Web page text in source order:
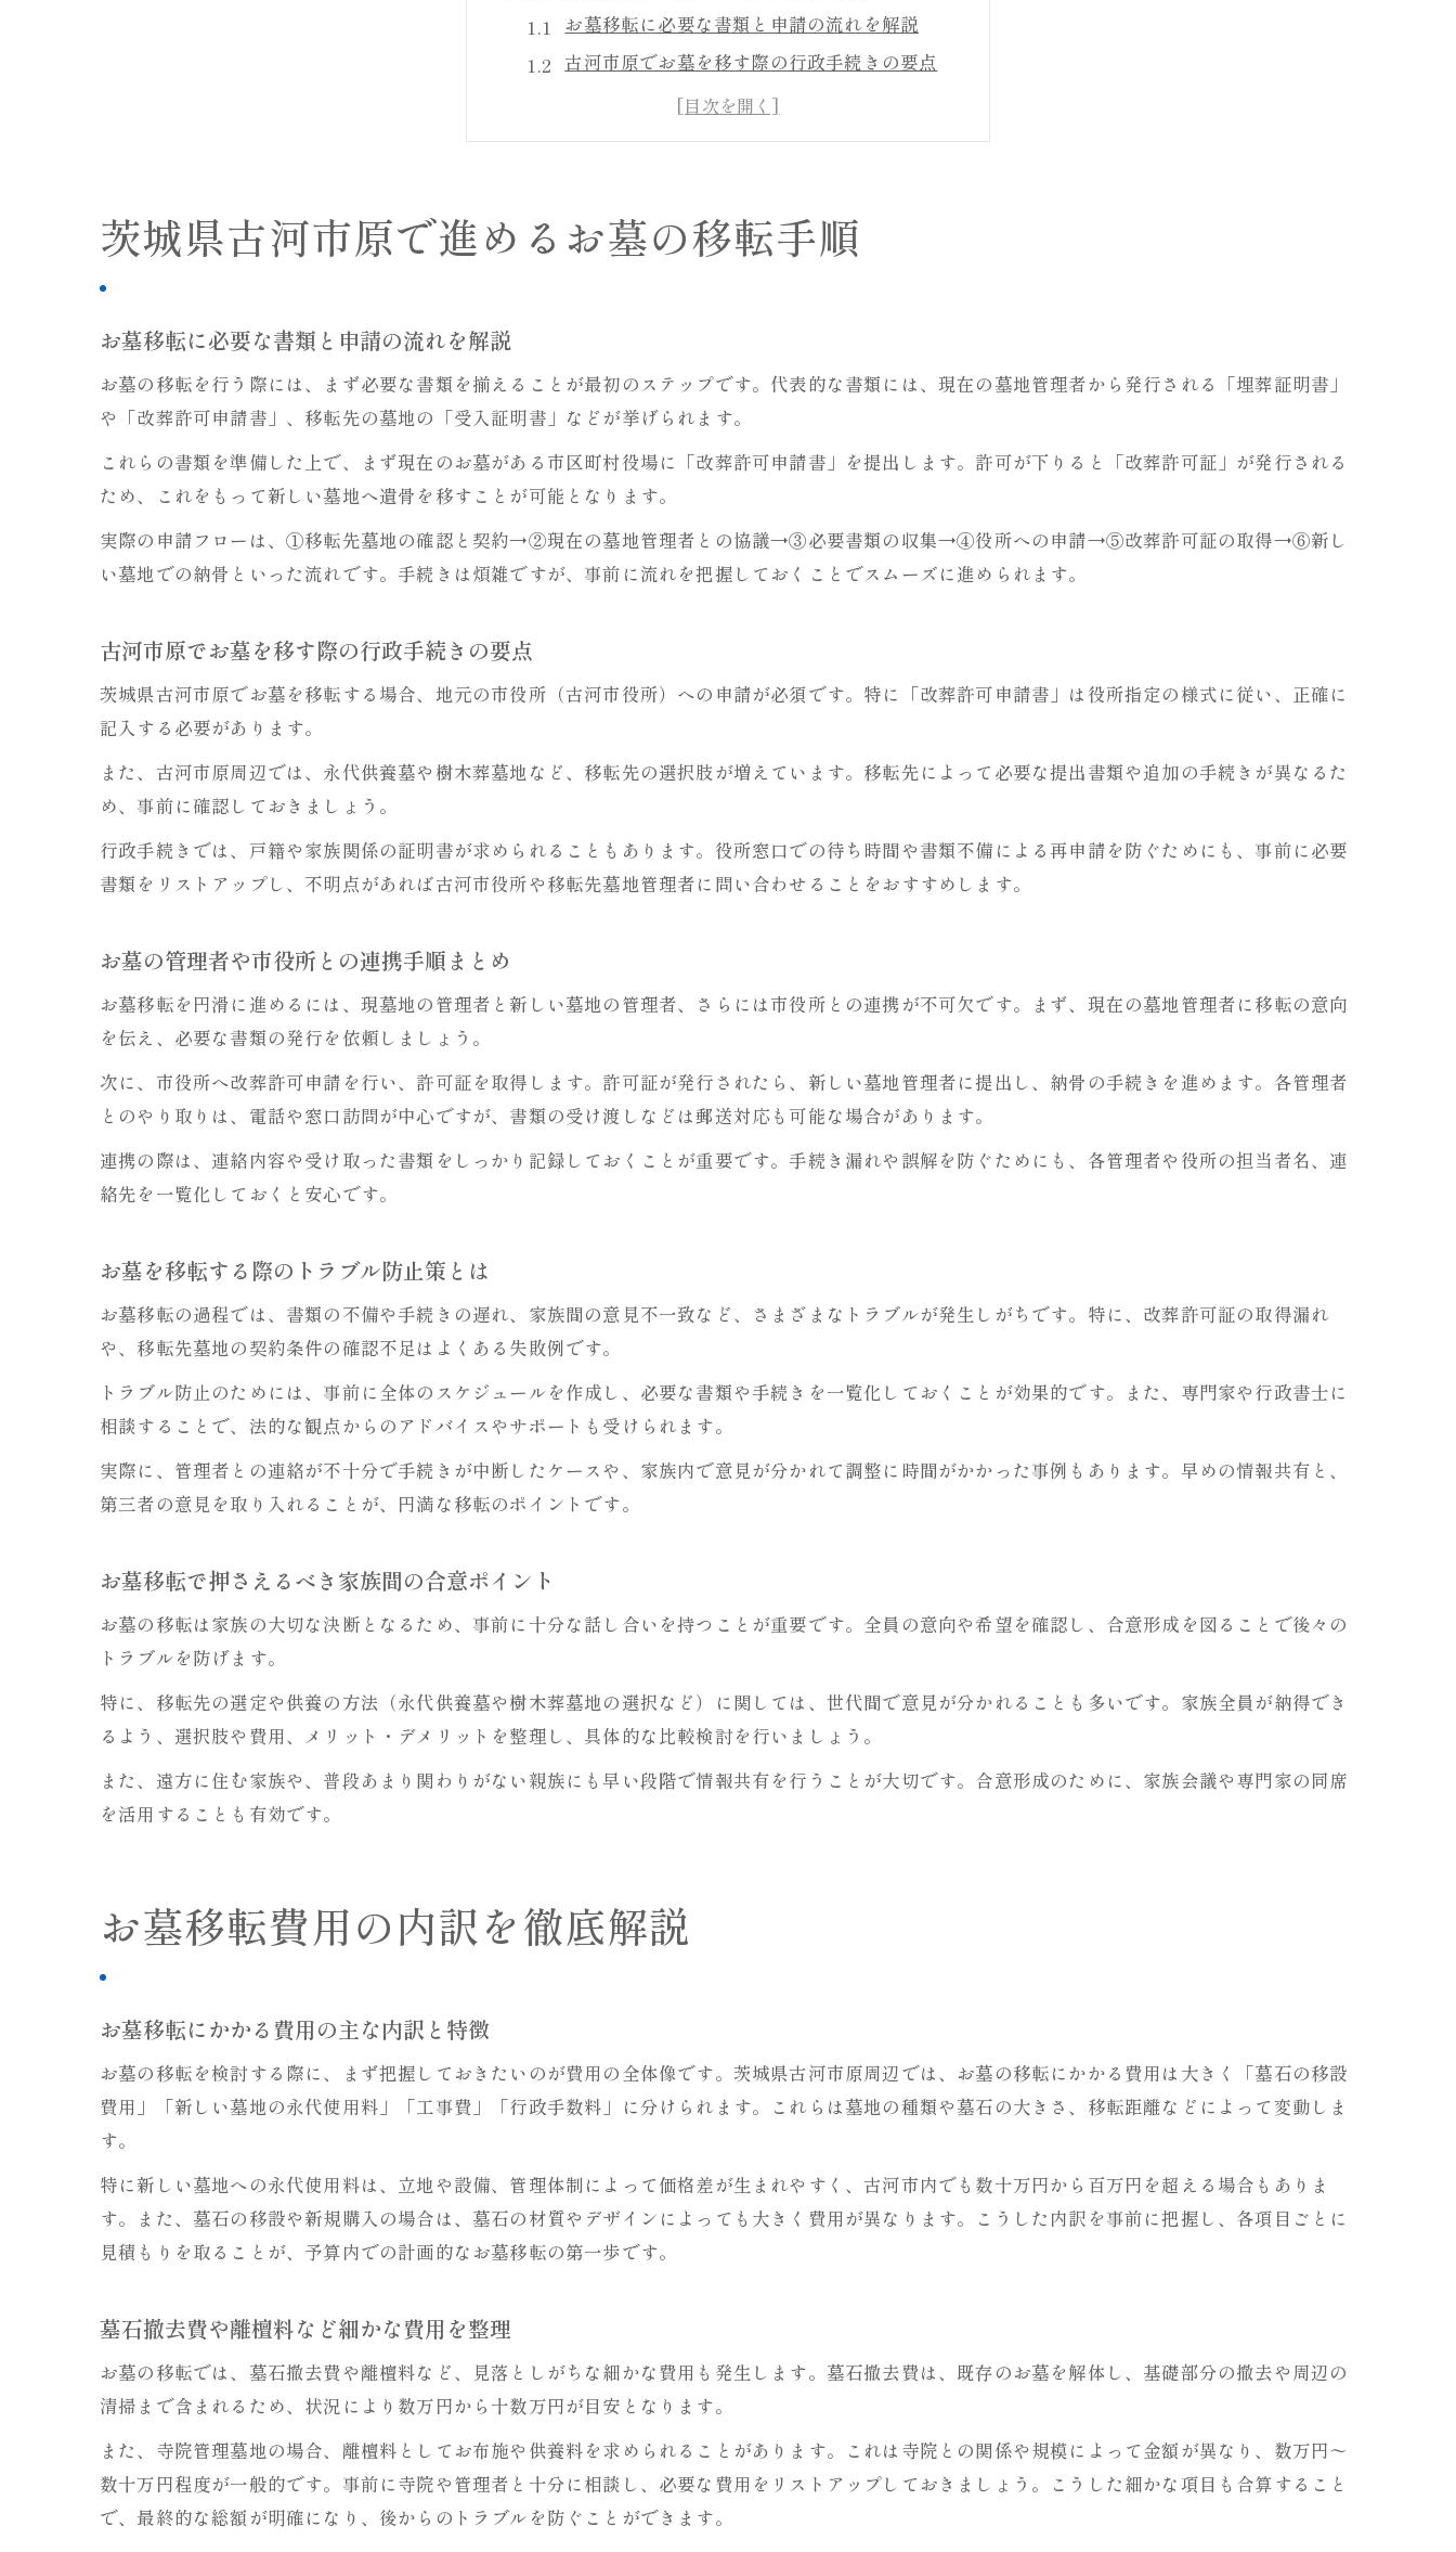
お墓移転に必要な書類と申請の流れを解説
古河市原でお墓を移す際の行政手続きの要点
お墓の管理者や市役所との連携手順まとめ
お墓を移転する際のトラブル防止策とは
お墓移転費用の内訳を徹底解説
お墓移転にかかる費用の主な内訳と特徴
お墓移転費用を抑えるための現実的な方法
お墓の移転先を選ぶ際の重要なチェック項目
お墓選びで失敗しないための現地見学のコツ
永代供養墓や樹木葬を比較するコツ
永代供養墓と樹木葬のお墓の違いと特徴
供養スタイル別に選ぶお墓のメリット解説
家族の希望に合うお墓を見つけるための視点
家族で考えるお墓移転の注意点まとめ
お墓の移転先決定で後悔しないための工夫
家族の将来を見据えたお墓移転のポイント
スムーズに手続きを進めるための秘訣
お墓移転の手続きを効率的に進めるコツ
お墓移転成功のカギとなる事前準備の極意
茨城県古河市原で進めるお墓の移転手順
お墓移転に必要な書類と申請の流れを解説
お墓の移転を行う際には、まず必要な書類を揃えることが最初のステップです。代表的な書類には、現在の墓地管理者から発行される「埋葬証明書」
や「改葬許可申請書」、移転先の墓地の「受入証明書」などが挙げられます。
これらの書類を準備した上で、まず現在のお墓がある市区町村役場に「改葬許可申請書」を提出します。許可が下りると「改葬許可証」が発行される
ため、これをもって新しい墓地へ遺骨を移すことが可能となります。
実際の申請フローは、①移転先墓地の確認と契約→②現在の墓地管理者との協議→③必要書類の収集→④役所への申請→⑤改葬許可証の取得→⑥新し
い墓地での納骨といった流れです。手続きは煩雑ですが、事前に流れを把握しておくことでスムーズに進められます。
古河市原でお墓を移す際の行政手続きの要点
茨城県古河市原でお墓を移転する場合、地元の市役所（古河市役所）への申請が必須です。特に「改葬許可申請書」は役所指定の様式に従い、正確に
記入する必要があります。
また、古河市原周辺では、永代供養墓や樹木葬墓地など、移転先の選択肢が増えています。移転先によって必要な提出書類や追加の手続きが異なるた
め、事前に確認しておきましょう。
行政手続きでは、戸籍や家族関係の証明書が求められることもあります。役所窓口での待ち時間や書類不備による再申請を防ぐためにも、事前に必要
書類をリストアップし、不明点があれば古河市役所や移転先墓地管理者に問い合わせることをおすすめします。
お墓の管理者や市役所との連携手順まとめ
お墓移転を円滑に進めるには、現墓地の管理者と新しい墓地の管理者、さらには市役所との連携が不可欠です。まず、現在の墓地管理者に移転の意向
を伝え、必要な書類の発行を依頼しましょう。
次に、市役所へ改葬許可申請を行い、許可証を取得します。許可証が発行されたら、新しい墓地管理者に提出し、納骨の手続きを進めます。各管理者
とのやり取りは、電話や窓口訪問が中心ですが、書類の受け渡しなどは郵送対応も可能な場合があります。
連携の際は、連絡内容や受け取った書類をしっかり記録しておくことが重要です。手続き漏れや誤解を防ぐためにも、各管理者や役所の担当者名、連
絡先を一覧化しておくと安心です。
お墓を移転する際のトラブル防止策とは
お墓移転の過程では、書類の不備や手続きの遅れ、家族間の意見不一致など、さまざまなトラブルが発生しがちです。特に、改葬許可証の取得漏れ
や、移転先墓地の契約条件の確認不足はよくある失敗例です。
トラブル防止のためには、事前に全体のスケジュールを作成し、必要な書類や手続きを一覧化しておくことが効果的です。また、専門家や行政書士に
相談することで、法的な観点からのアドバイスやサポートも受けられます。
実際に、管理者との連絡が不十分で手続きが中断したケースや、家族内で意見が分かれて調整に時間がかかった事例もあります。早めの情報共有と、
第三者の意見を取り入れることが、円満な移転のポイントです。
お墓移転で押さえるべき家族間の合意ポイント
お墓の移転は家族の大切な決断となるため、事前に十分な話し合いを持つことが重要です。全員の意向や希望を確認し、合意形成を図ることで後々の
トラブルを防げます。
特に、移転先の選定や供養の方法（永代供養墓や樹木葬墓地の選択など）に関しては、世代間で意見が分かれることも多いです。家族全員が納得でき
るよう、選択肢や費用、メリット・デメリットを整理し、具体的な比較検討を行いましょう。
また、遠方に住む家族や、普段あまり関わりがない親族にも早い段階で情報共有を行うことが大切です。合意形成のために、家族会議や専門家の同席
を活用することも有効です。
お墓移転費用の内訳を徹底解説
お墓移転にかかる費用の主な内訳と特徴
お墓の移転を検討する際に、まず把握しておきたいのが費用の全体像です。茨城県古河市原周辺では、お墓の移転にかかる費用は大きく「墓石の移設
費用」「新しい墓地の永代使用料」「工事費」「行政手数料」に分けられます。これらは墓地の種類や墓石の大きさ、移転距離などによって変動しま
す。
特に新しい墓地への永代使用料は、立地や設備、管理体制によって価格差が生まれやすく、古河市内でも数十万円から百万円を超える場合もありま
す。また、墓石の移設や新規購入の場合は、墓石の材質やデザインによっても大きく費用が異なります。こうした内訳を事前に把握し、各項目ごとに
見積もりを取ることが、予算内での計画的なお墓移転の第一歩です。
墓石撤去費や離檀料など細かな費用を整理
お墓の移転では、墓石撤去費や離檀料など、見落としがちな細かな費用も発生します。墓石撤去費は、既存のお墓を解体し、基礎部分の撤去や周辺の
清掃まで含まれるため、状況により数万円から十数万円が目安となります。
また、寺院管理墓地の場合、離檀料としてお布施や供養料を求められることがあります。これは寺院との関係や規模によって金額が異なり、数万円〜
数十万円程度が一般的です。事前に寺院や管理者と十分に相談し、必要な費用をリストアップしておきましょう。こうした細かな項目も合算すること
で、最終的な総額が明確になり、後からのトラブルを防ぐことができます。